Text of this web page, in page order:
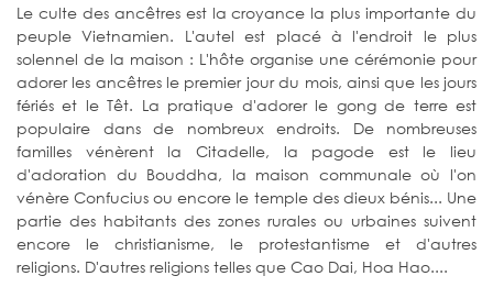
Le culte des ancêtres est la croyance la plus importante du
peuple Vietnamien. L'autel est placé à l'endroit le plus
solennel de la maison : L'hôte organise une cérémonie pour
adorer les ancêtres le premier jour du mois, ainsi que les jours
fériés et le Têt. La pratique d'adorer le gong de terre est
populaire dans de nombreux endroits. De nombreuses
familles vénèrent la Citadelle, la pagode est le lieu
d'adoration du Bouddha, la maison communale où l'on
vénère Confucius ou encore le temple des dieux bénis... Une
partie des habitants des zones rurales ou urbaines suivent
encore le christianisme, le protestantisme et d'autres
religions. D'autres religions telles que Cao Dai, Hoa Hao....